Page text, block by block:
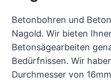
Betonbohren und
Nagold. Wir bieten
Betonsägearbeiten
Bedürfnissen. Wir
Durchmesser von